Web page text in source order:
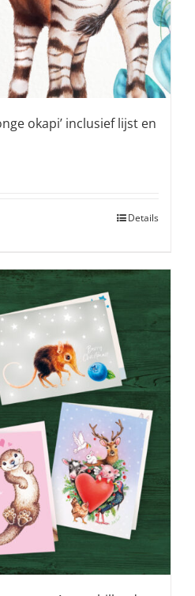
okapi’ inclusief lijst en
Details